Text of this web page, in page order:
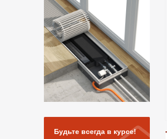
Будьте всегда в курсе!